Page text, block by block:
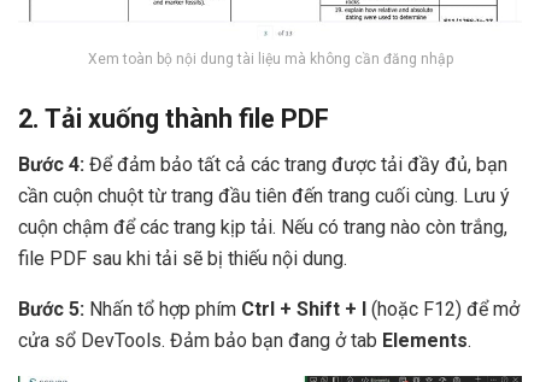
Xem toàn bộ nội dung tài liệu mà không cần đăng nhập
2. Tải xuống thành file PDF
Bước 4: Để đảm bảo tất cả các trang được tải đầy đủ, bạn
cần cuộn chuột từ trang đầu tiên đến trang cuối cùng. Lưu ý
cuộn chậm để các trang kịp tải. Nếu có trang nào còn trắng,
file PDF sau khi tải sẽ bị thiếu nội dung.
Bước 5: Nhấn tổ hợp phím Ctrl + Shift + I
(hoặc F12) để mở
cửa sổ DevTools. Đảm bảo bạn đang ở tab Elements.